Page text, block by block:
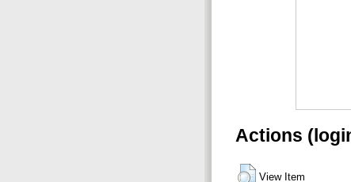
Actions
View Item